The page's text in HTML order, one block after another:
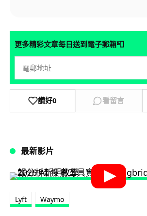
更多精彩文章每日送到電子郵箱📮
讚好0 看留言
最新影片
Lyft Waymo